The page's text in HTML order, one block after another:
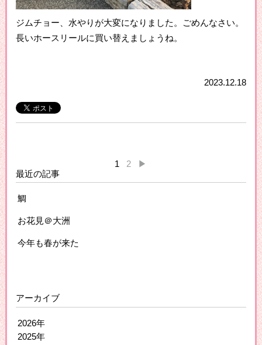
ジムチョー、水やりが大変になりました。ごめんなさい。
長いホースリールに買い替えましょうね。
2023.12.18
1 2
▶
最近の記事
鯛
お花見＠大洲
今年も春が来た
アーカイブ
2026年
2025年